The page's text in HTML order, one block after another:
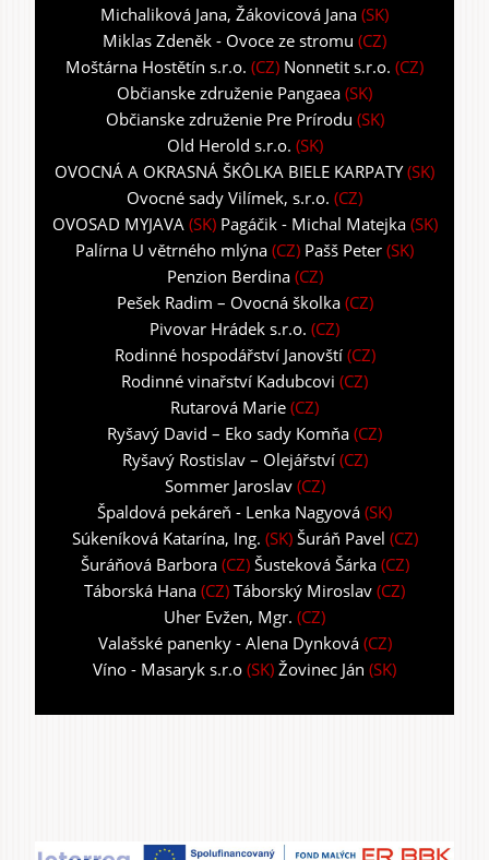
Michaliková Jana, Žákovicová Jana (SK)
Miklas Zdeněk - Ovoce ze stromu (CZ)
Moštárna Hostětín s.r.o. (CZ) Nonnetit s.r.o. (CZ)
Občianske združenie Pangaea (SK)
Občianske združenie Pre Prírodu (SK)
Old Herold s.r.o. (SK)
OVOCNÁ A OKRASNÁ ŠKÔLKA BIELE KARPATY(SK)
Ovocné sady Vilímek, s.r.o. (CZ)
OVOSAD MYJAVA (SK) Pagáčik - Michal Matejka(SK)
Palírna U větrného mlýna (CZ) Pašš Peter (SK)
Penzion Berdina(CZ)
Pešek Radim – Ovocná školka(CZ)
Pivovar Hrádek s.r.o. (CZ)
Rodinné hospodářství Janovští (CZ)
Rodinné vinařství Kadubcovi (CZ)
Rutarová Marie (CZ)
Ryšavý David – Eko sady Komňa (CZ)
Ryšavý Rostislav – Olejářství(CZ)
Sommer Jaroslav(CZ)
Špaldová pekáreň - Lenka Nagyová (SK)
Súkeníková Katarína, Ing. (SK) Šuráň Pavel (CZ)
Šuráňová Barbora(CZ) Šusteková Šárka(CZ)
Táborská Hana (CZ) Táborský Miroslav (CZ)
Uher Evžen, Mgr. (CZ)
Valašské panenky - Alena Dynková(CZ)
Víno - Masaryk s.r.o (SK) Žovinec Ján (SK)